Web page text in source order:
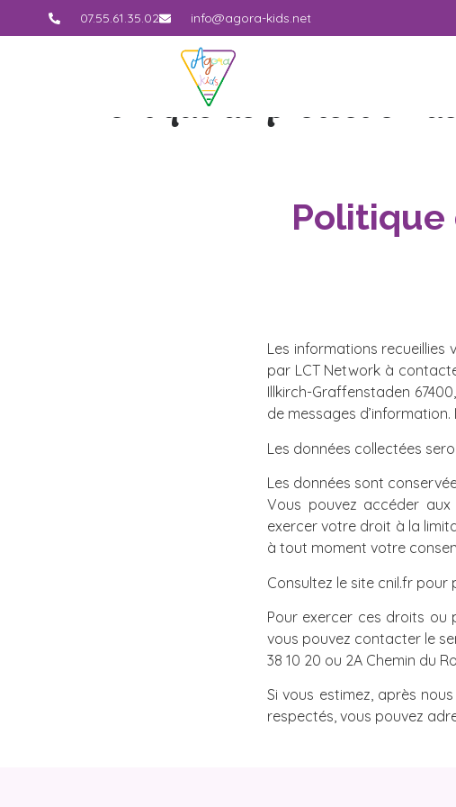
07.55.61.35.02 info@agora-kids.net
Politique de protection
Politique
Les informations
par LCT Network à
Illkirch-Graffenstaden
de messages
Les données collectées
Les données sont
Vous pouvez accéder
exercer votre droit à la
à tout moment votre
Consultez le site cnil.fr pour
Pour exercer ces droits ou
vous pouvez contacter le
38 10 20 ou 2A Chemin du
Si vous estimez, après
respectés, vous pouvez